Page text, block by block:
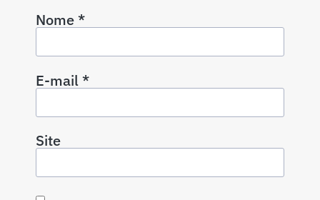
Nome*
E-mail*
Site